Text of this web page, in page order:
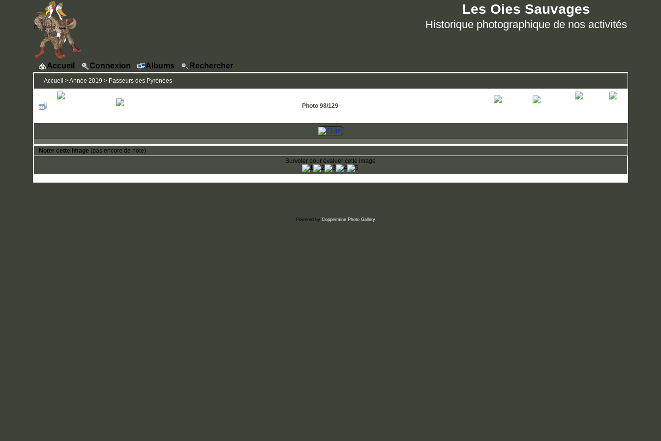
Les Oies Sauvages
Historique photographique de nos activités
Accueil Connexion Albums Rechercher
Accueil >Année 2019 > Passeurs des Pyrénées
Photo 98/129
Noter cette image (pas encore de note)
Survoler pour évaluer cette image
Powered by Coppermine Photo Gallery